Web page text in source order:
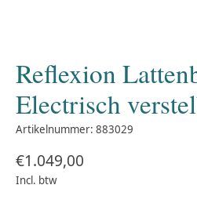
Reflexion
Electrisch
Artikelnummer: 883029
€1.049,00
Incl. btw